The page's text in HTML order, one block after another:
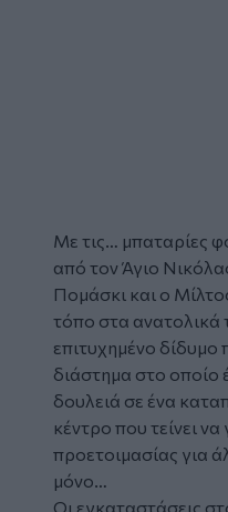
Με τις… μπαταρίες
από τον Άγιο
Πομάσκι και ο
τόπο στα ανατολικά
επιτυχημένο δίδυμο
διάστημα στο οποίο
δουλειά σε ένα
κέντρο που τείνει
προετοιμασίας για
μόνο…
Οι εγκαταστάσεις